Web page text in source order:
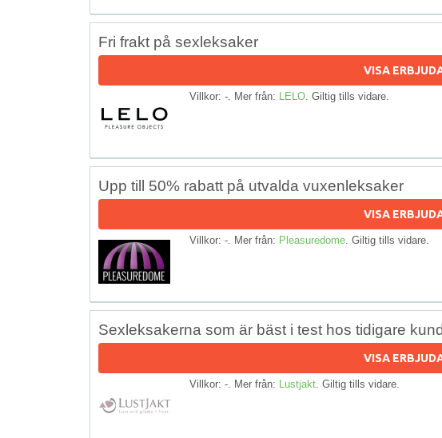
Fri frakt på sexleksaker
VISA
Villkor: -. Mer från: LELO . Giltig tills vidare.
Upp till 50% rabatt på utvalda vuxenleksaker
VISA
Villkor: -. Mer från: Pleasuredome . Giltig tills vidare.
Sexleksakerna som är bäst i test hos tidigare
VISA
Villkor: -. Mer från: Lustjakt . Giltig tills vidare.